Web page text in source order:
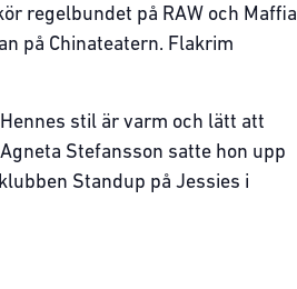
regelbundet på RAW och Maffia
på Chinateatern. Flakrim
stil är varm och lätt att
Stefansson satte hon upp
Standup på Jessies i